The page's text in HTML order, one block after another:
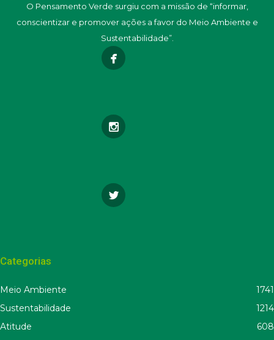
O Pensamento Verde surgiu com a missão de “informar,
conscientizar e promover ações a favor do Meio Ambiente e
Sustentabilidade”.
Categorias
Meio Ambiente
1741
Sustentabilidade
1214
Atitude
608